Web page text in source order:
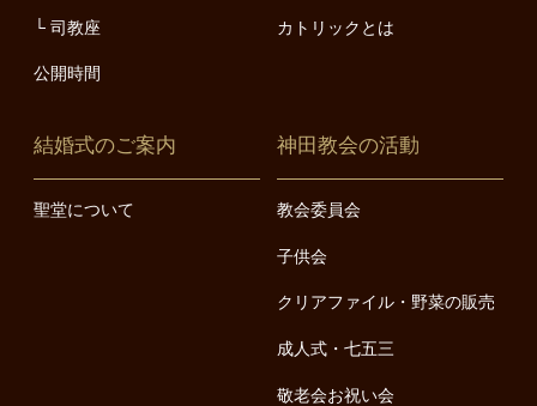
司教座
公開時間
カトリックとは
結婚式のご案内
聖堂について
神田教会の活動
教会委員会
子供会
クリアファイル・野菜の販売
成人式・七五三
敬老会お祝い会